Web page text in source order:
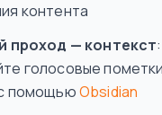
контента
проход — контекст:
голосовые
помощьюObsidian